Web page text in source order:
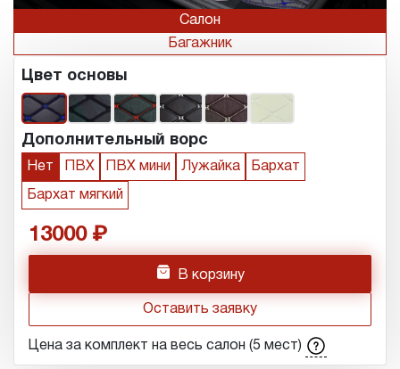
Салон
Багажник
Цвет основы
Дополнительный ворс
Нет ПВХ ПВХ мини Лужайка Бархат
Бархат мягкий
13000
h В корзину
Оставить заявку
Цена за комплект на весь салон (5 мест)